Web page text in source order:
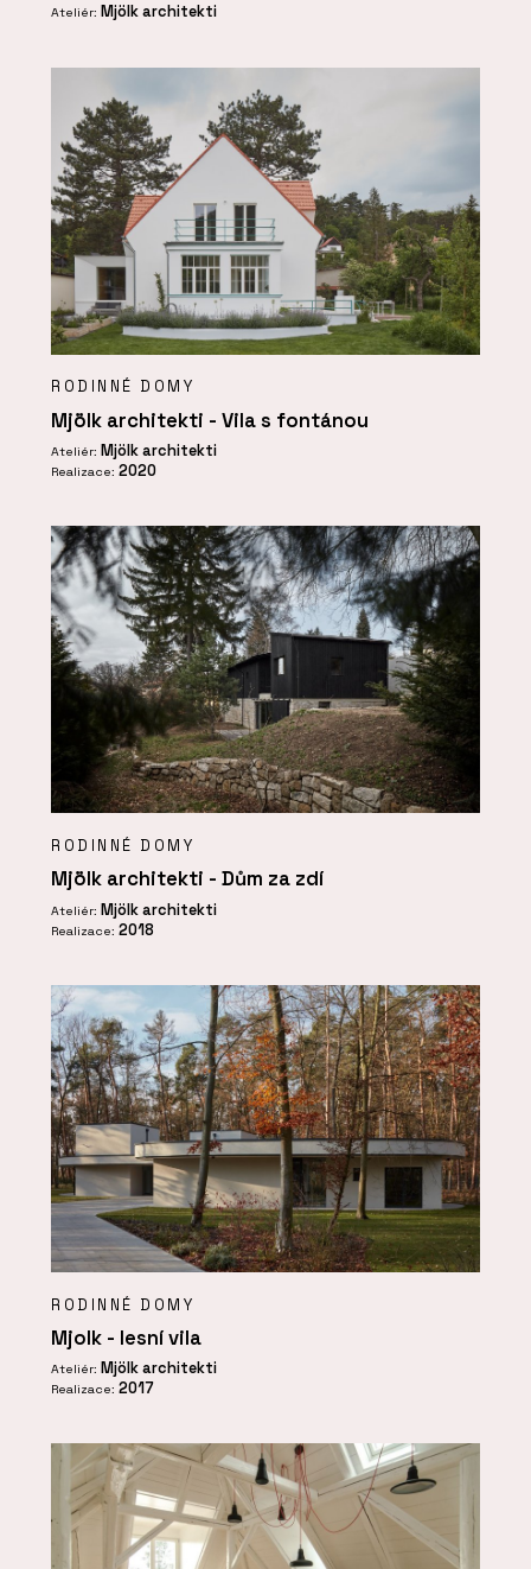
Ateliér: Mjölk architekti
RODINNÉ DOMY
Mjölk architekti - Vila s fontánou
Ateliér: Mjölk architekti
Realizace: 2020
RODINNÉ DOMY
Mjölk architekti - Dům za zdí
Ateliér: Mjölk architekti
Realizace: 2018
RODINNÉ DOMY
Mjolk - lesní vila
Ateliér: Mjölk architekti
Realizace: 2017